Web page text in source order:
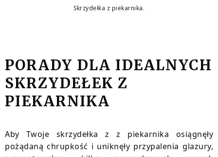
Skrzydełka z piekarnika.
PORADY DLA IDEALNYCH
SKRZYDEŁEK Z
PIEKARNIKA
Aby Twoje skrzydełka z z piekarnika osiągnęły
pożądaną chrupkość i uniknęły przypalenia glazury,